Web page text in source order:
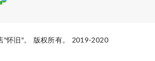
"怀旧"。 版权所有。 2019-2020